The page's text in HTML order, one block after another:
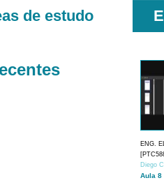
de estudo
ENG.
Diego
Aula 8